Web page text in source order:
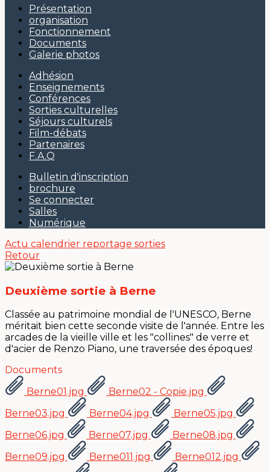
Présentation
organisation
Fonctionnement
Documents
Galerie photos
Adhésion
Enseignements
Conférences
Sorties culturelles
Séjours culturels
Film-débats
Partenaires
F.A.Q
Bulletin d'inscription
brochure
Se connecter
Salles
Numérique
Actu calendrier reportage sorties
Retour
Deuxième sortie à Berne
Classée au patrimoine mondial de l'UNESCO, Berne
méritait bien cette seconde visite de l'année. Entre les
arcades de la vieille ville et les "collines" de verre et
d'acier de Renzo Piano, une traversée des époques!
Documents
Berne01.jpg
Berne02 - Copie.jpg
Berne03.jpg
Berne04.jpg
Berne05.jpg
Berne06.jpg
Berne07.jpg
Berne08.jpg
Berne09.jpg
Berne011.jpg
Berne012.jpg